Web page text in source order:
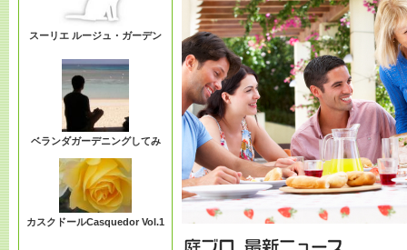
スーリエ ルージュ・ガーデン
ベランダガーデニングしてみ
カスクドールCasquedor Vol.1